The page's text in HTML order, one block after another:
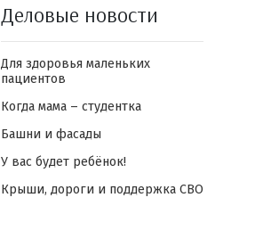
Деловые новости
Для здоровья маленьких
пациентов
Когда мама – студентка
Башни и фасады
У вас будет ребёнок!
Крыши, дороги и поддержка СВО